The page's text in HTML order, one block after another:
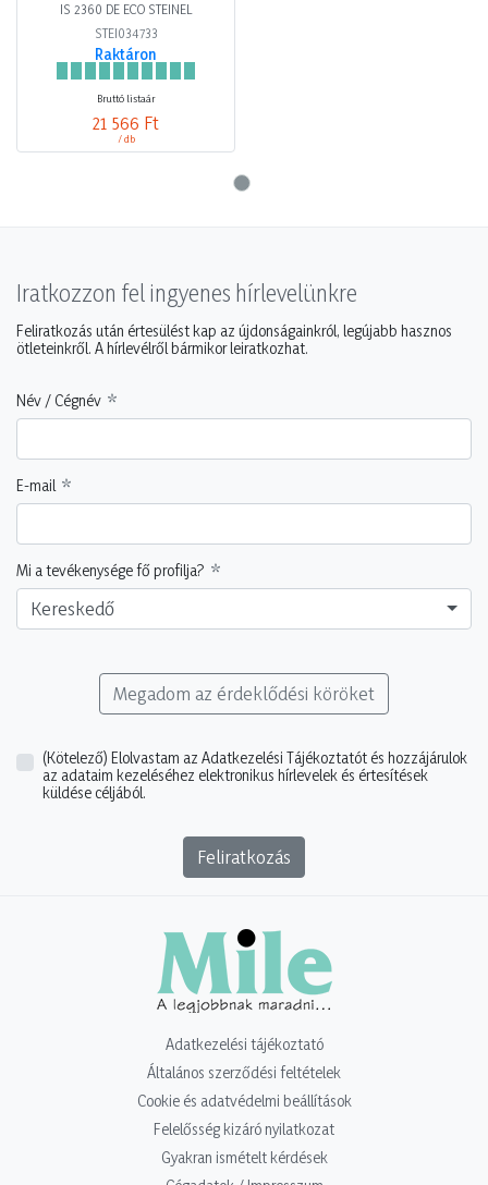
IS 2360 DE ECO STEINEL
STEI034733
Raktáron
Bruttó listaár
21 566 Ft
/ db
Iratkozzon fel ingyenes hírlevelünkre
Feliratkozás után értesülést kap az újdonságainkról, legújabb hasznos
ötleteinkről. A hírlevélről bármikor leiratkozhat.
Név / Cégnév
E-mail
Mi a tevékenysége fő profilja?
Kereskedő
Megadom az érdeklődési köröket
(Kötelező) Elolvastam az Adatkezelési Tájékoztatót és hozzájárulok
az adataim kezeléséhez elektronikus hírlevelek és értesítések
küldése céljából.
Feliratkozás
Adatkezelési tájékoztató
Általános szerződési feltételek
Cookie és adatvédelmi beállítások
Felelősség kizáró nyilatkozat
Gyakran ismételt kérdések